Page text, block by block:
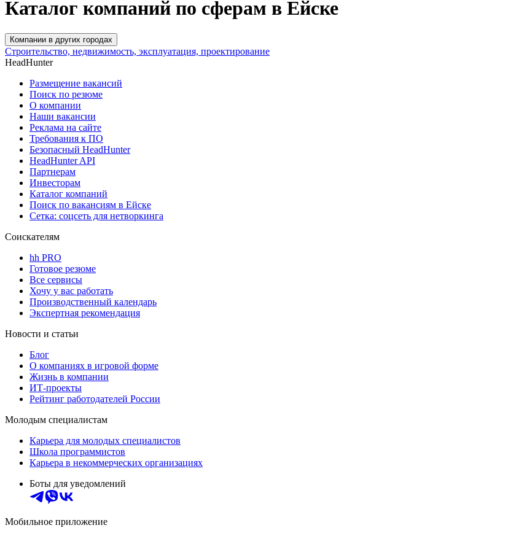
Каталог компаний по сферам в Ейске
Компании в других городах
Строительство, недвижимость, эксплуатация, проектирование
HeadHunter
Размещение вакансий
Поиск по резюме
О компании
Наши вакансии
Реклама на сайте
Требования к ПО
Безопасный HeadHunter
HeadHunter API
Партнерам
Инвесторам
Каталог компаний
Поиск по вакансиям в Ейске
Сетка: соцсеть для нетворкинга
Соискателям
hh PRO
Готовое резюме
Все сервисы
Хочу у вас работать
Производственный календарь
Экспертная рекомендация
Новости и статьи
Блог
О компаниях в игровой форме
Жизнь в компании
ИТ-проекты
Рейтинг работодателей России
Молодым специалистам
Карьера для молодых специалистов
Школа программистов
Карьера в некоммерческих организациях
Боты для уведомлений
Мобильное приложение